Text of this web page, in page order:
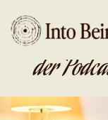
DA
der